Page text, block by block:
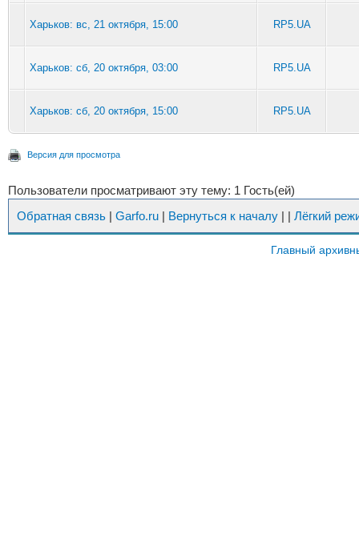
Харьков: вс, 21 октября, 15:00 RP5.UA
Харьков: сб, 20 октября, 03:00 RP5.UA
Харьков: сб, 20 октября, 15:00 RP5.UA
Версия для просмотра
Пользователи просматривают эту тему: 1 Гость(ей)
Обратная связь | Garfo.ru | Вернуться к началу | | Лёгкий
Главный